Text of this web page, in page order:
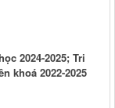
2024-2025; Tri
khoá 2022-2025